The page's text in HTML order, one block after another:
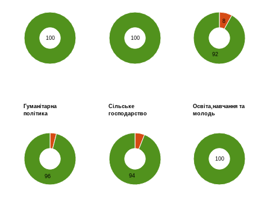
100 100
8
92
Гуманітарна
політика
96
Сільське
господарство
94
Освіта,навчання та
молодь
100